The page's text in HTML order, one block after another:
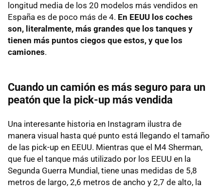
longitud media de los 20 modelos más vendidos en
España es de poco más de 4. En EEUU los coches
son, literalmente, más grandes que los tanques y
tienen más puntos ciegos que estos, y que los
camiones.
Cuando un camión es más seguro para un
peatón que la pick-up más vendida
Una interesante historia en Instagram ilustra de
manera visual hasta qué punto está llegando el tamaño
de las pick-up en EEUU. Mientras que el M4 Sherman,
que fue el tanque más utilizado por los EEUU en la
Segunda Guerra Mundial, tiene unas medidas de 5,8
metros de largo, 2,6 metros de ancho y 2,7 de alto, la